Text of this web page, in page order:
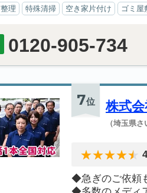
理 特殊清掃 空き家片付け ゴミ屋
0120-905-734
7位 株式
（埼玉県
◆急ぎのご依頼